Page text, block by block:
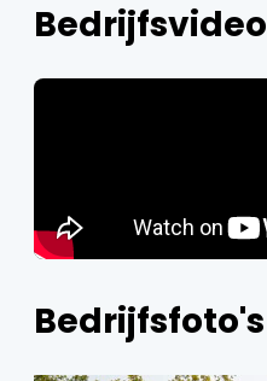
Bedrijfsvideo
Bedrijfsfoto's